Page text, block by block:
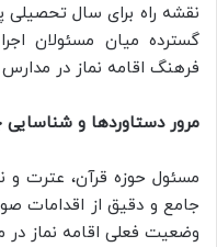
نقشه راه برای سال تحصیلی
گسترده میان مسئولان
فرهنگ اقامه نماز در مدارس
مرور دستاوردها و
مسئول حوزه قرآن، عترت و
جامع و دقیق از اقدامات
وضعیت فعلی اقامه نماز